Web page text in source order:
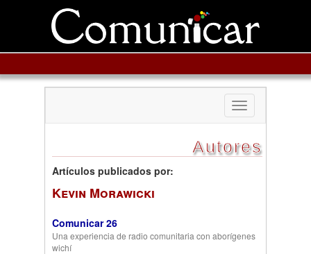
Toggle
navigation
Autores
Artículos publicados por:
Kevin Morawicki
Comunicar 26
Una experiencia de radio comunitaria con aborígenes
wichí